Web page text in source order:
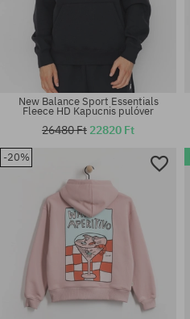
Elérhető méretek:
New Balance Sport Essentials
Fleece HD Kapucnis pulóver
26480 Ft 22820 Ft
-20%